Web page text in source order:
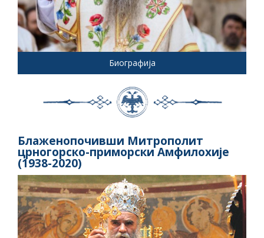
Биографија
Блаженопочивши Митрополит
црногорско-приморски Амфилохије
(1938-2020)